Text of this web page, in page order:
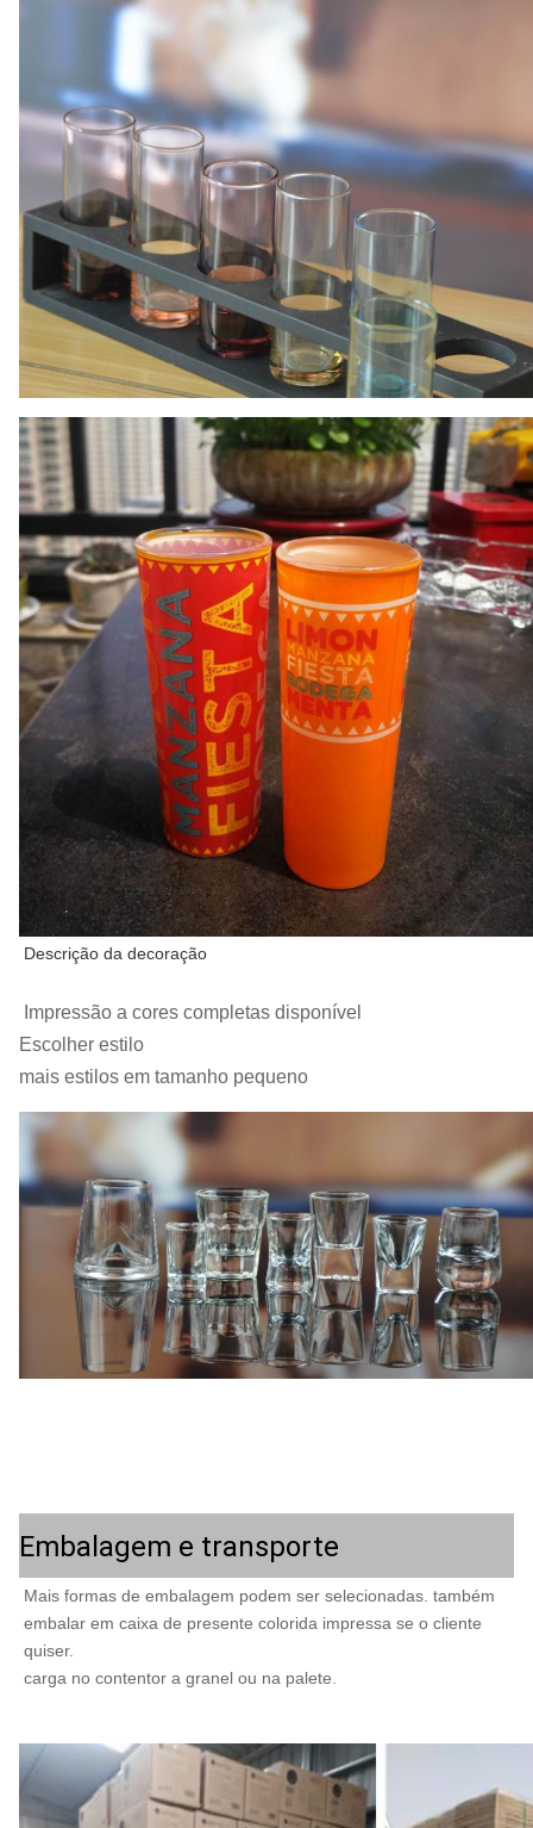
Descrição da decoração
Impressão a cores completas disponível
Escolher estilo
mais estilos em tamanho pequeno
Embalagem e transporte
Mais formas de embalagem podem ser selecionadas. também
embalar em caixa de presente colorida impressa se o cliente
quiser.
carga no contentor a granel ou na palete.